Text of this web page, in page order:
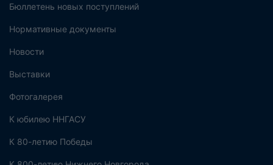
Бюллетень новых поступлений
Нормативные документы
Новости
Выставки
Фотогалерея
К юбилею ННГАСУ
К 80-летию Победы